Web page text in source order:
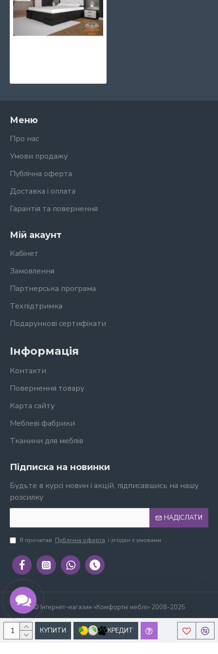
КУПИТИ КРЕДИТ
Меню
Про нас
Умови продажу
Публічна оферта
Доставка і оплата
Гарантія та повернення
Мій акаунт
Кабінет
Замовлення
Партнерська програма
Техпідтримка
Подарункові сертифікати
Інформація
Контакти
Повернення товару
Карта сайту
Меблеві фабрики
Тканини для меблів
Підписка на новинки
Будьте в курсі новин і акцій, підписавшись на нашу
розсилку
НАДІСЛАТИ
Я прочитав Публічна оферта і згоден з умовами
© Інтернет-магазин «Комфортні меблі» 2008-2025